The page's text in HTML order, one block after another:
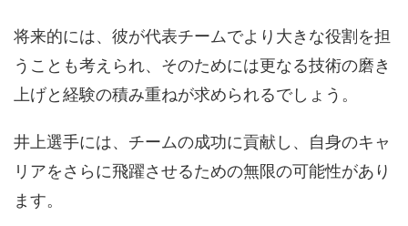
将来的には、彼が代表チームでより大きな役割を担
うことも考えられ、そのためには更なる技術の磨き
上げと経験の積み重ねが求められるでしょう。
井上選手には、チームの成功に貢献し、自身のキャ
リアをさらに飛躍させるための無限の可能性があり
ます。